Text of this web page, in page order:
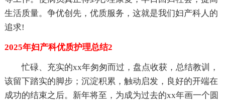
生活质量。争优创先，优质服务，这就是我们妇产科人的
追求!
2025年妇产科优质护理总结2
忙碌、充实的xx年匆匆而过，盘点收获，总结教训，
该留下踏实的脚步；沉淀积累，触动启发，良好的开端在
成功的结束之后。新年将至，为成为过去的xx年画一个圆